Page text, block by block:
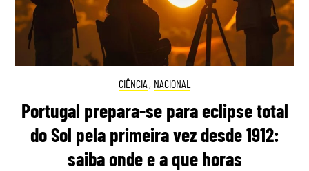
CIÊNCIA , NACIONAL
Portugal prepara-se para eclipse total
do Sol pela primeira vez desde 1912:
saiba onde e a que horas